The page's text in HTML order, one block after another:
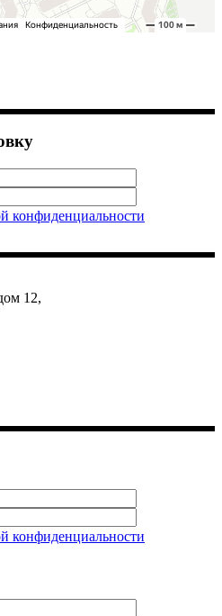
конфиденциальности
12,
конфиденциальности